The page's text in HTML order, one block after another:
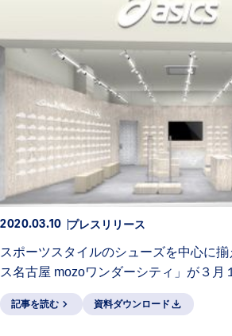
2020.03.10 プレスリリース
スポーツスタイルのシューズを中心に
ス名古屋 mozoワンダーシティ」が３月
記事を読む 資料ダウンロード